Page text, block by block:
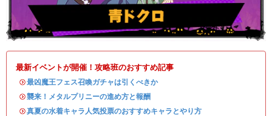
最新イベントが開催！攻略班のおすすめ記事
・最凶魔王フェス召喚ガチャは引くべきか
・襲来！メタルプリニーの進め方と報酬
・真夏の水着キャラ人気投票のおすすめキャラとやり方